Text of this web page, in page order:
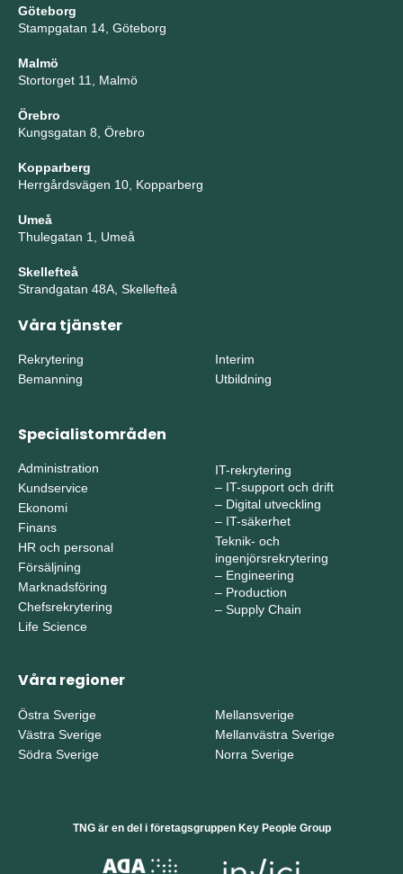
Göteborg
Stampgatan 14, Göteborg
Malmö
Stortorget 11, Malmö
Örebro
Kungsgatan 8, Örebro
Kopparberg
Herrgårdsvägen 10, Kopparberg
Umeå
Thulegatan 1, Umeå
Skellefteå
Strandgatan 48A, Skellefteå
Våra tjänster
Rekrytering
Bemanning
Interim
Utbildning
Specialistområden
Administration
Kundservice
Ekonomi
Finans
HR och personal
Försäljning
Marknadsföring
Chefsrekrytering
Life Science
IT-rekrytering
– IT-support och drift
– Digital utveckling
– IT-säkerhet
Teknik- och
ingenjörsrekrytering
– Engineering
– Production
– Supply Chain
Våra regioner
Östra Sverige
Västra Sverige
Södra Sverige
Mellansverige
Mellanvästra Sverige
Norra Sverige
TNG är en del i företagsgruppen Key People Group